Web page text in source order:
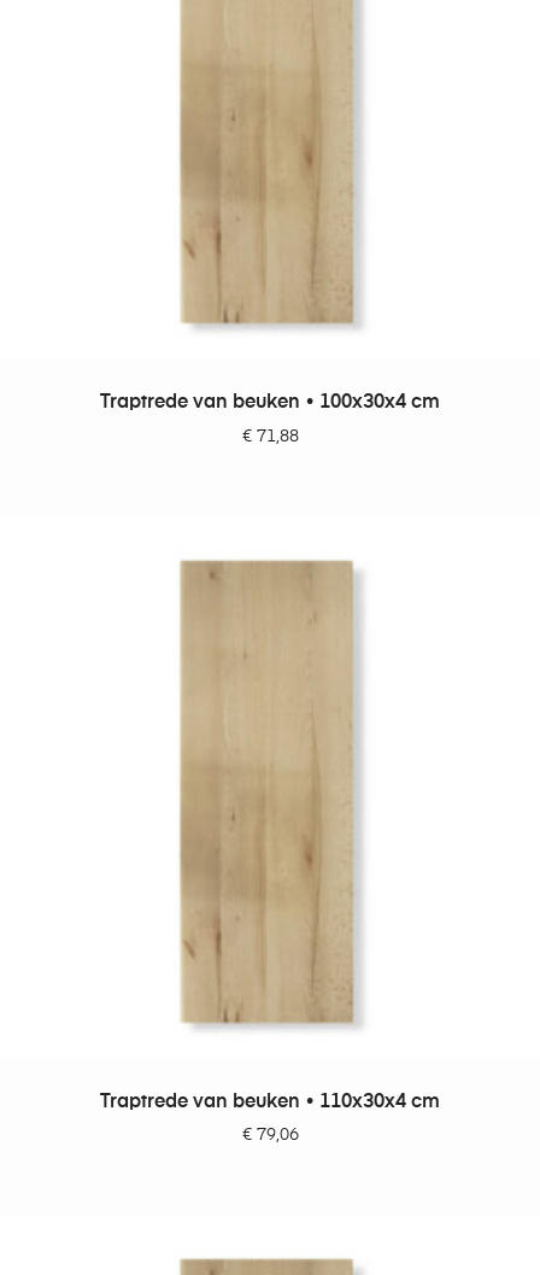
TOEVOEGEN AAN WINKELWAGEN
Traptrede van beuken • 100x30x4 cm
€71,88
TOEVOEGEN AAN WINKELWAGEN
Traptrede van beuken • 110x30x4 cm
€79,06